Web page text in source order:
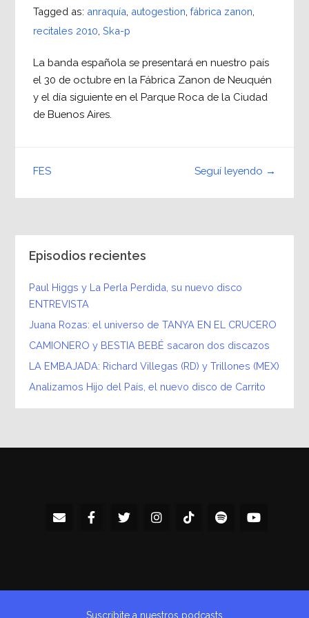
Tagged as: anraquía autogestion fábrica zanon
recitales 2010 Ska-p
La banda española se presentará en nuestro país
el 30 de octubre en la Fábrica Zanon de Neuquén
y el día siguiente en el Parque Roca de la Ciudad
de Buenos Aires.
Seguí leyendo →
FES
Episodios recientes
Paul Higgs y La Perla Perdida, su nuevo disco
ENTREVISTA
Juana Rozas: el universo de TANYA EN EL CRUCERO
CAMIONERO y BESTIA BEBÉ sacaron dos discazos
LA EMBAJADA: Richard Villegas (RD) y Trillones (MEX)
Analizamos Hijo del País, el nuevo disco de Carrito
Suscribite a nuestros podcasts